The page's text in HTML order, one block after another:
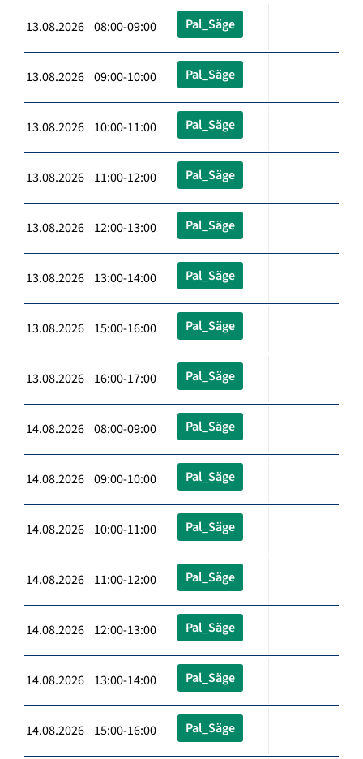
13.08.2026 08:00-09:00 Pal_Säge
13.08.2026 09:00-10:00 Pal_Säge
13.08.2026 10:00-11:00 Pal_Säge
13.08.2026 11:00-12:00 Pal_Säge
13.08.2026 12:00-13:00 Pal_Säge
13.08.2026 13:00-14:00 Pal_Säge
13.08.2026 15:00-16:00 Pal_Säge
13.08.2026 16:00-17:00 Pal_Säge
14.08.2026 08:00-09:00 Pal_Säge
14.08.2026 09:00-10:00 Pal_Säge
14.08.2026 10:00-11:00 Pal_Säge
14.08.2026 11:00-12:00 Pal_Säge
14.08.2026 12:00-13:00 Pal_Säge
14.08.2026 13:00-14:00 Pal_Säge
14.08.2026 15:00-16:00 Pal_Säge